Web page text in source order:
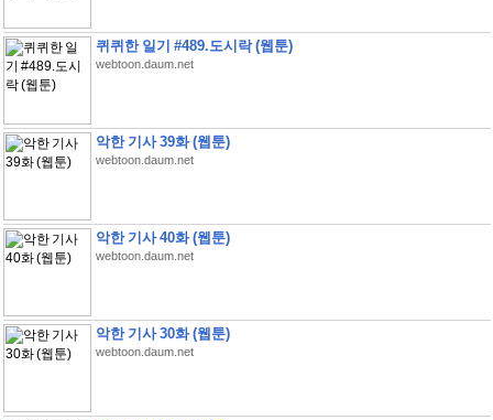
퀴퀴한 일기 #489.도시락 (웹툰)
webtoon.daum.net
악한 기사 39화 (웹툰)
webtoon.daum.net
악한 기사 40화 (웹툰)
webtoon.daum.net
악한 기사 30화 (웹툰)
webtoon.daum.net